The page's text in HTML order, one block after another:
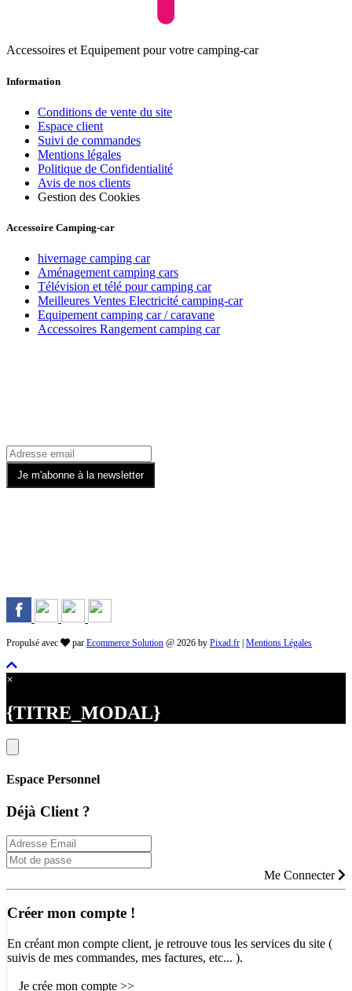
Accessoires et Equipement pour votre camping-car
Information
Conditions de vente du site
Espace client
Suivi de commandes
Mentions légales
Politique de Confidentialité
Avis de nos clients
Gestion des Cookies
Accessoire Camping-car
hivernage camping car
Aménagement camping cars
Télévision et télé pour camping car
Meilleures Ventes Electricité camping-car
Equipement camping car / caravane
Accessoires Rangement camping car
Propulsé avec par Ecommerce Solution @ 2026 by Pixad.fr | Mentions Légales
×
{TITRE_MODAL}
Espace Personnel
Déjà Client ?
Me Connecter
Créer mon compte !
En créant mon compte client, je retrouve tous les services du site (
suivis de mes commandes, mes factures, etc... ).
Je crée mon compte >>